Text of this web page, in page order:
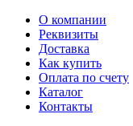
О компании
Реквизиты
Доставка
Как купить
Оплата по счету
Каталог
Контакты